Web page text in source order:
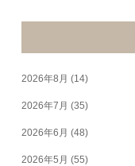
2026年8月 (14)
2026年7月 (35)
2026年6月 (48)
2026年5月 (55)